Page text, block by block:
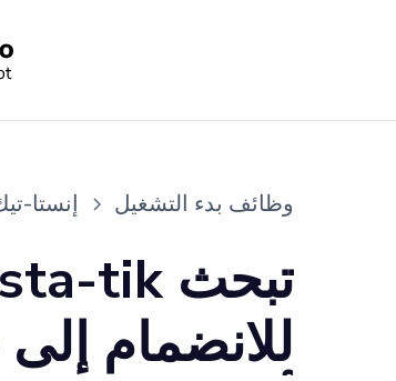
وظائف بدء التشغيل إنستا-
للانضمام